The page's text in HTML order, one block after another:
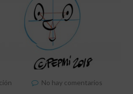
No hay comentarios